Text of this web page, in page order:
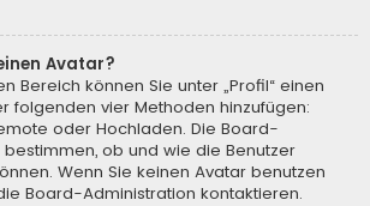
Avatar?
Bereich können Sie unter „Profil“ einen
folgenden vier Methoden hinzufügen:
oder Hochladen. Die Board-
ob und wie die Benutzer
Wenn Sie keinen Avatar benutzen
Board-Administration kontaktieren.